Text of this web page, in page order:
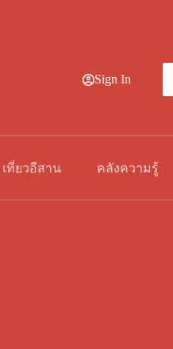
Sign In
เที่ยวอีสาน คลังความรู้